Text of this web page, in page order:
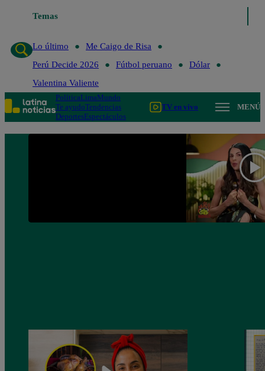
Temas
Lo último
Lo último
Me Caigo de Risa
Perú Decide 2026
Fútbol peruano
Dólar
Valentina Valiente
PolíticaLimaMundo
Te ayudoTendencias
DeportesEspectáculos
TV en vivo MENÚ